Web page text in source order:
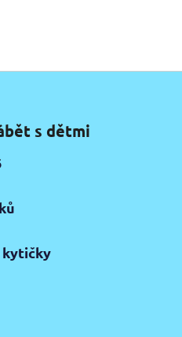
s dětmi
kytičky